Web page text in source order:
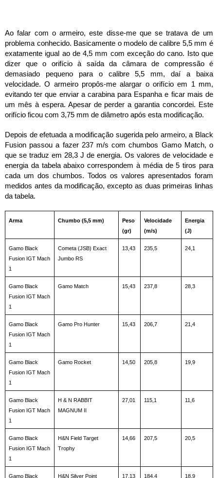
Ao falar com o armeiro, este disse-me que se tratava de um
problema conhecido. Basicamente o modelo de calibre 5,5 mm é
exatamente igual ao de 4,5 mm com exceção do cano. Isto que
dizer que o orifício à saída da câmara de compressão é
demasiado pequeno para o calibre 5,5 mm, daí a baixa
velocidade. O armeiro propôs-me alargar o orifício em 1 mm,
evitando ter que enviar a carabina para Espanha e ficar mais de
um mês à espera. Apesar de perder a garantia concordei. Este
orifício ficou com 3,75 mm de diâmetro após esta modificação.
Depois de efetuada a modificação sugerida pelo armeiro, a Black
Fusion passou a fazer 237 m/s com chumbos Gamo Match, o
que se traduz em 28,3 J de energia. Os valores de velocidade e
energia da tabela abaixo correspondem à média de 5 tiros para
cada um dos chumbos. Todos os valores apresentados foram
medidos antes da modificação, excepto as duas primeiras linhas
da tabela.
Arma Chumbo (5,5 mm)
Peso
(gr)
Velocidade
(m/s)
Energia
(J)
Gamo Black
Fusion IGT Mach
1
Cometa (JSB) Exact
Jumbo RS
13,43 235,5 24,1
Gamo Black
Fusion IGT Mach
1
Gamo Match 15,43 237,8 28,3
Gamo Black
Fusion IGT Mach
1
Gamo Pro Hunter 15,43 206,7 21,4
Gamo Black
Fusion IGT Mach
1
Gamo Rocket 14,50 205,8 19,9
Gamo Black
Fusion IGT Mach
1
H & N RABBIT
MAGNUM II
27,01 115,1 11,6
Gamo Black
Fusion IGT Mach
1
H&N Field Target
Trophy
14,66 207,5 20,5
Gamo Black
H&N Silver Point 17,13 184,4 18,9